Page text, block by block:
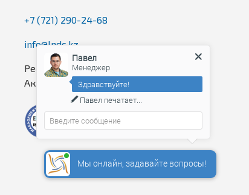
+7 (721) 290-24-68
info@lndc.kz
Республика Казахстан, ЗКО, г.
Аксай, 7 микрорайон, 1П, оф. 2/5
Мы онлайн, задавайте вопросы!
Павел
Менеджер
Здравствуйте!
Павел печатает...